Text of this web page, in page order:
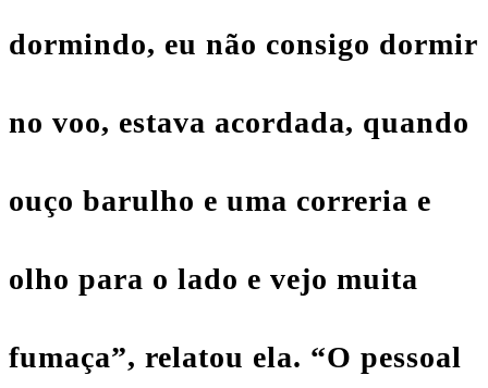
dormindo, eu não consigo dormir
no voo, estava acordada, quando
ouço barulho e uma correria e
olho para o lado e vejo muita
fumaça”, relatou ela. “O pessoal